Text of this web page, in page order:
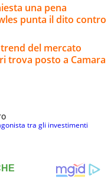
una pena
punta il dito contro
del mercato
trova posto a Camara
tra gli investimenti